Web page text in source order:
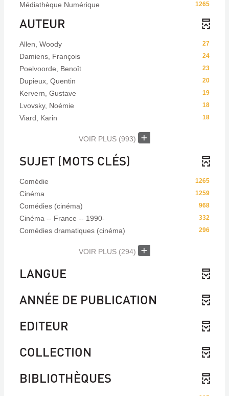
1265
Médiathèque Numérique
AUTEUR
27
Allen, Woody
24
Damiens, François
23
Poelvoorde, Benoît
20
Dupieux, Quentin
19
Kervern, Gustave
18
Lvovsky, Noémie
18
Viard, Karin
VOIR PLUS (993)
SUJET (MOTS CLÉS)
1265
Comédie
1259
Cinéma
968
Comédies (cinéma)
332
Cinéma -- France -- 1990-
296
Comédies dramatiques (cinéma)
VOIR PLUS (294)
LANGUE
ANNÉE DE PUBLICATION
EDITEUR
COLLECTION
BIBLIOTHÈQUES